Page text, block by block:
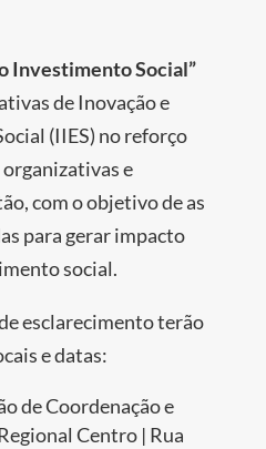
Investimento Social”
de Inovação e
(IIES) no reforço
organizativas e
com o objetivo de as
para gerar impacto
social.
esclarecimento terão
e datas:
de Coordenação e
Centro | Rua